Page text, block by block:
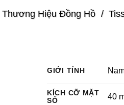
Thương Hiệu Đồng Hồ /
GIỚI TÍNH
KÍCH CỠ MẶT
SỐ
40